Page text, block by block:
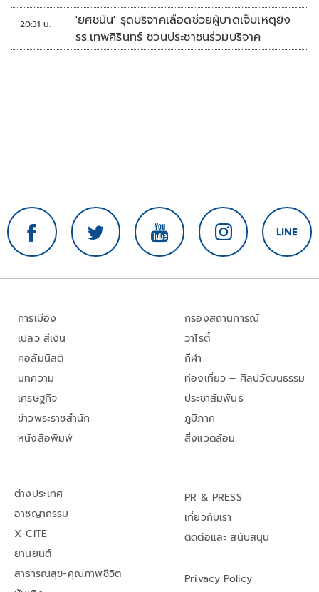
20:31 น.
'ยศชนัน' รุดบริจาคเลือดช่วยผู้บาดเจ็บเหตุยิง
รร.เทพศิรินทร์ ชวนประชาชนร่วมบริจาค
การเมือง
เปลว สีเงิน
คอลัมนิสต์
บทความ
เศรษฐกิจ
ข่าวพระราชสำนัก
หนังสือพิมพ์
กรองสถานการณ์
วาไรตี้
กีฬา
ท่องเที่ยว – ศิลปวัฒนธรรม
ประชาสัมพันธ์
ภูมิภาค
สิ่งแวดล้อม
ต่างประเทศ
อาชญากรรม
X-CITE
ยานยนต์
สาธารณสุข-คุณภาพชีวิต
PR & PRESS
เกี่ยวกับเรา
ติดต่อและ สนับสนุน
Privacy Policy